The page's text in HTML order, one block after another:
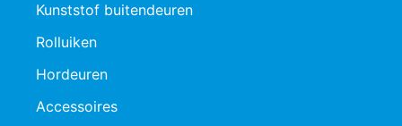
Kunststof buitendeuren
Rolluiken
Hordeuren
Accessoires